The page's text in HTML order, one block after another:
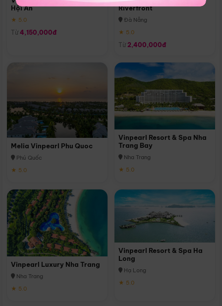
Hội An
★ 5.0
Từ 4,150,000đ
Riverfront
Đà Nẵng
★ 5.0
Từ 2,400,000đ
Melia Vinpearl Phu Quoc
Phú Quốc
★ 5.0
Vinpearl Resort & Spa Nha
Trang Bay
Nha Trang
★ 5.0
Vinpearl Luxury Nha Trang
Nha Trang
★ 5.0
Vinpearl Resort & Spa Ha
Long
Hạ Long
★ 5.0